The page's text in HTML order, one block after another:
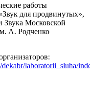
работы
для продвинутых»,
Звука Московской
А. Родченко
laboratorii_sluha/